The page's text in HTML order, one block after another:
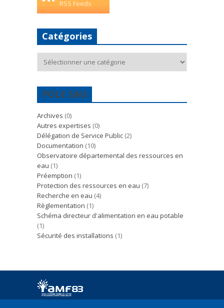
RSS Feeds
Catégories
POLE EAU
Archives (0)
Autres expertises (0)
Délégation de Service Public (2)
Documentation (10)
Observatoire départemental des ressources en
eau (1)
Préemption (1)
Protection des ressources en eau (7)
Recherche en eau (4)
Règlementation (1)
Schéma directeur d'alimentation en eau potable
(1)
Sécurité des installations (1)